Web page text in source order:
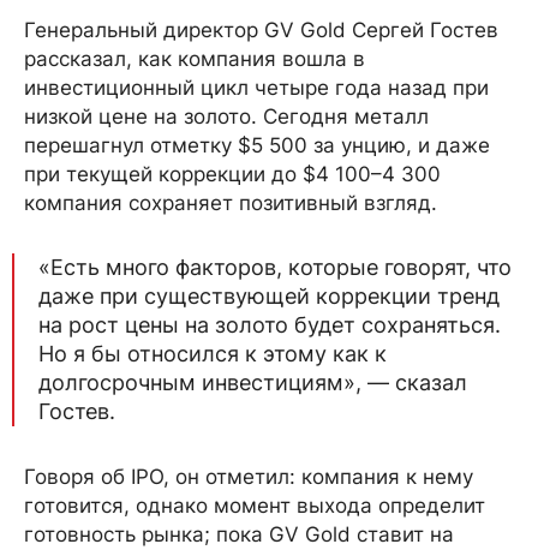
Генеральный директор GV Gold Сергей Гостев
рассказал, как компания вошла в
инвестиционный цикл четыре года назад при
низкой цене на золото. Сегодня металл
перешагнул отметку $5 500 за унцию, и даже
при текущей коррекции до $4 100–4 300
компания сохраняет позитивный взгляд.
«Есть много факторов, которые говорят, что
даже при существующей коррекции тренд
на рост цены на золото будет сохраняться.
Но я бы относился к этому как к
долгосрочным инвестициям», — сказал
Гостев.
Говоря об IPO, он отметил: компания к нему
готовится, однако момент выхода определит
готовность рынка; пока GV Gold ставит на